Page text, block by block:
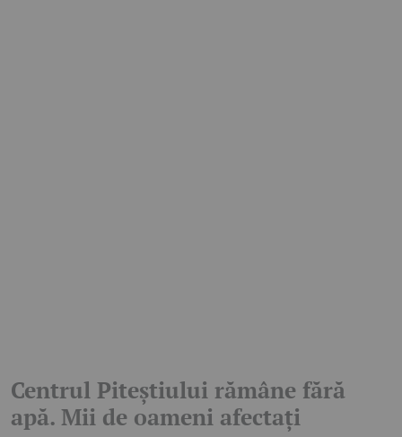
Centrul Piteștiului rămâne fără
apă. Mii de oameni afectați